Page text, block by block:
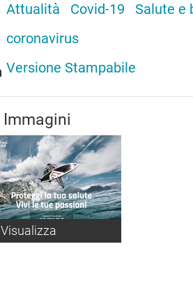
Attualità
Covid-19
Salute e
coronavirus
Versione Stampabile
Immagini
Visualizza